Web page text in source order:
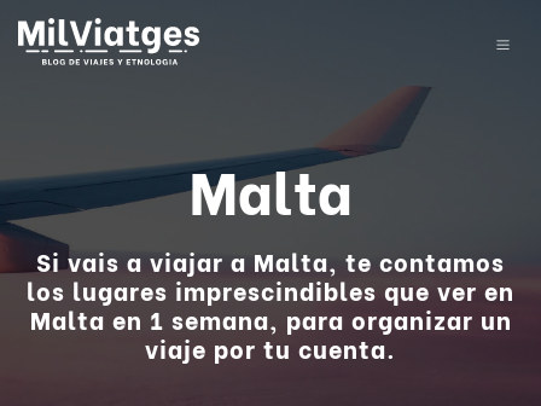
Malta
Si vais a viajar a Malta, te contamos
los lugares imprescindibles que ver en
Malta en 1 semana, para organizar un
viaje por tu cuenta.